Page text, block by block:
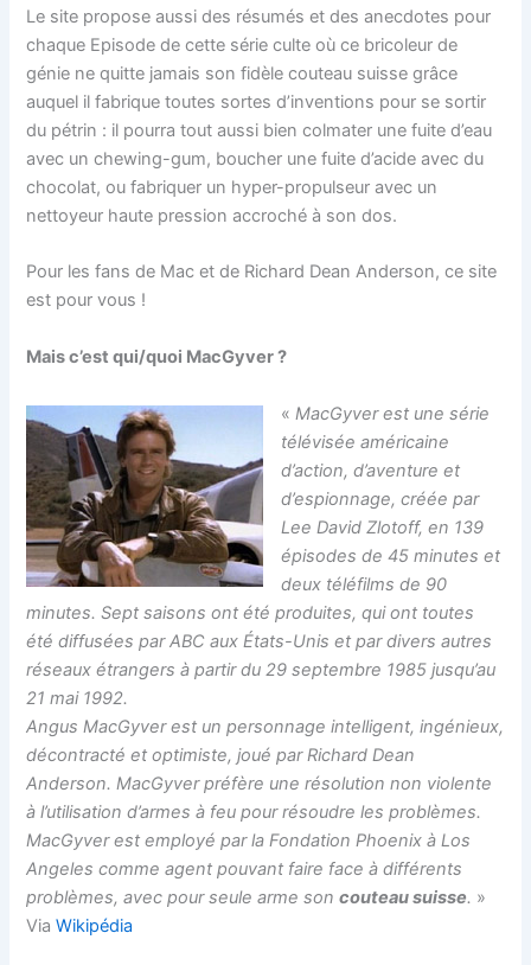
Le site propose aussi des résumés et des anecdotes pour
chaque Episode de cette série culte où ce bricoleur de
génie ne quitte jamais son fidèle couteau suisse grâce
auquel il fabrique toutes sortes d’inventions pour se sortir
du pétrin : il pourra tout aussi bien colmater une fuite d’eau
avec un chewing-gum, boucher une fuite d’acide avec du
chocolat, ou fabriquer un hyper-propulseur avec un
nettoyeur haute pression accroché à son dos.
Pour les fans de Mac et de Richard Dean Anderson, ce site
est pour vous !
Mais c’est qui/quoi MacGyver ?
«MacGyver est une série
télévisée américaine
d’action, d’aventure et
d’espionnage, créée par
Lee David Zlotoff, en 139
épisodes de 45 minutes et
deux téléfilms de 90
minutes. Sept saisons ont été produites, qui ont toutes
été diffusées par ABC aux États-Unis et par divers autres
réseaux étrangers à partir du 29 septembre 1985 jusqu’au
21 mai 1992.
Angus MacGyver est un personnage intelligent, ingénieux,
décontracté et optimiste, joué par Richard Dean
Anderson. MacGyver préfère une résolution non violente
à l’utilisation d’armes à feu pour résoudre les problèmes.
MacGyver est employé par la Fondation Phoenix à Los
Angeles comme agent pouvant faire face à différents
problèmes, avec pour seule arme soncouteau suisse. »
ViaWikipédia